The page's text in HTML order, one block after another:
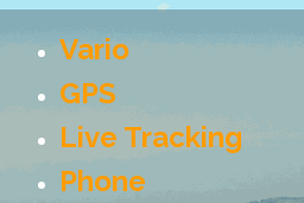
Vario
GPS
Live Tracking
Phone